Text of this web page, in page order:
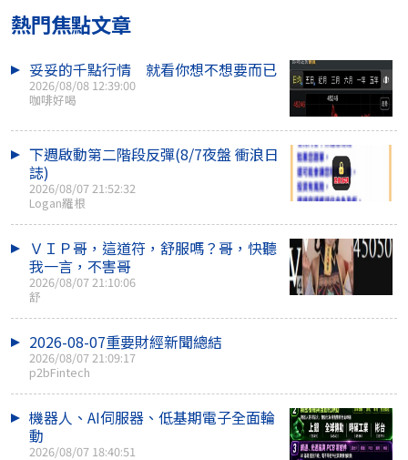
熱門焦點文章
妥妥的千點行情 就看你想不想要而已
2026/08/08 12:39:00
咖啡好喝
下週啟動第二階段反彈(8/7夜盤 衝浪日
誌)
2026/08/07 21:52:32
Logan羅根
ＶＩＰ哥，這道符，舒服嗎？哥，快聽
我一言，不害哥
2026/08/07 21:10:06
舒
2026-08-07重要財經新聞總結
2026/08/07 21:09:17
p2bFintech
機器人、AI伺服器、低基期電子全面輪
動
2026/08/07 18:40:51